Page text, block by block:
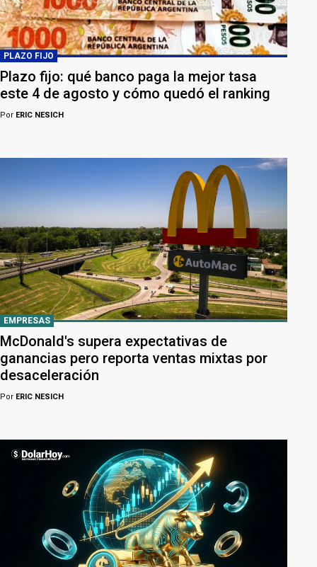
PLAZO FIJO
Plazo fijo: qué banco paga la mejor tasa
este 4 de agosto y cómo quedó el ranking
Por ERIC NESICH
EMPRESAS
McDonald's supera expectativas de
ganancias pero reporta ventas mixtas por
desaceleración
Por ERIC NESICH